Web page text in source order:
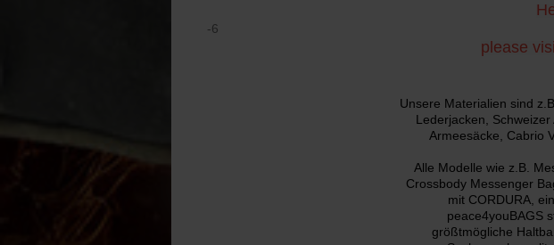
-6
please
Unsere Materialien sind
Lederjacken,
Armeesäcke, Cabrio
Alle Modelle wie z.B.
Crossbody Messenger
mit CORDURA,
peace4youBAGS
größtmögliche